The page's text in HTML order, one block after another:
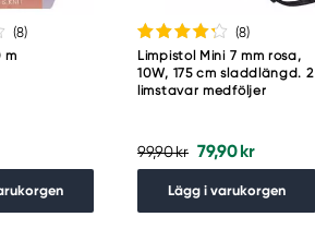
(8)
m
(8)
Limpistol Mini 7 mm rosa,
10W, 175 cm sladdlängd. 2
limstavar medföljer
99,90 kr 79,90 kr
Lägg i varukorgen